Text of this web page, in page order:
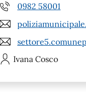
0982 58001
Ivana Cosco